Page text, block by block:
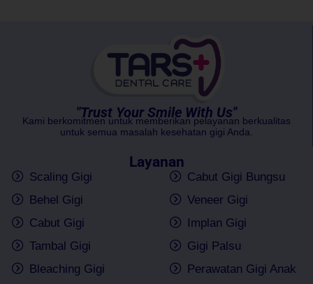
"Trust Your Smile With Us"
Kami berkomitmen untuk memberikan pelayanan berkualitas
untuk semua masalah kesehatan gigi Anda.
Layanan
Scaling Gigi
Behel Gigi
Cabut Gigi
Tambal Gigi
Bleaching Gigi
Cabut Gigi Bungsu
Veneer Gigi
Implan Gigi
Gigi Palsu
Perawatan Gigi Anak